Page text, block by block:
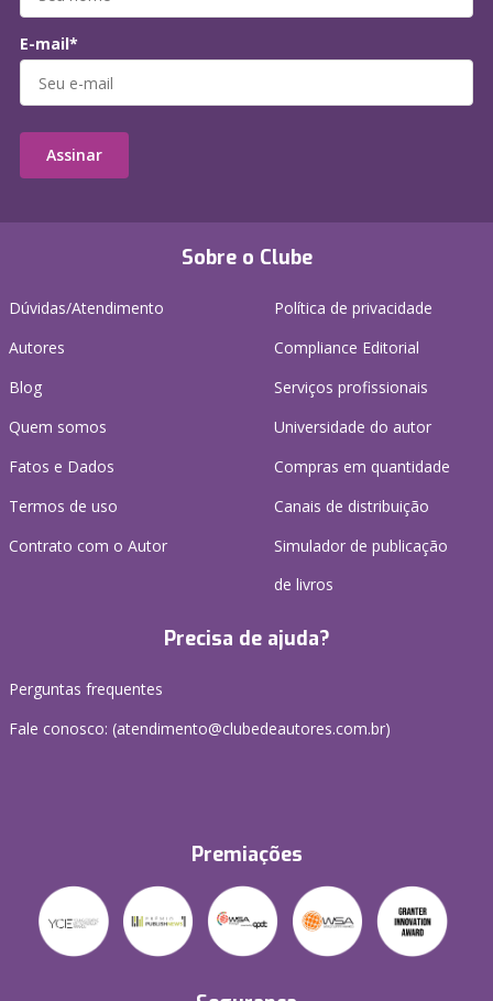
Sobre o Clube
Dúvidas/Atendimento
Autores
Blog
Quem somos
Fatos e Dados
Termos de uso
Contrato com o Autor
Política de privacidade
Compliance Editorial
Serviços profissionais
Universidade do autor
Compras em quantidade
Canais de distribuição
Simulador de publicação
de livros
Precisa de ajuda?
Perguntas frequentes
Fale conosco: (atendimento@clubedeautores.com.br)
Premiações
E-mail*
Assinar